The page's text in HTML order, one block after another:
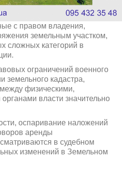
с правом владения,
земельным участком,
сложных категорий в
ограничений военного
земельного кадастра,
физическими,
власти значительно
оспаривание наложений
аренды
в судебном
изменений в Земельном